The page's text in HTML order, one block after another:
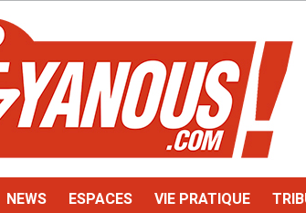
NEWS ESPACES VIE PRATIQUE